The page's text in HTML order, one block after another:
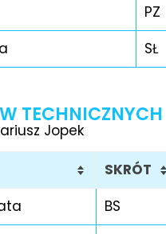
PZ
SŁ
TECHNICZNYCH
Jopek
SKRÓT
BS